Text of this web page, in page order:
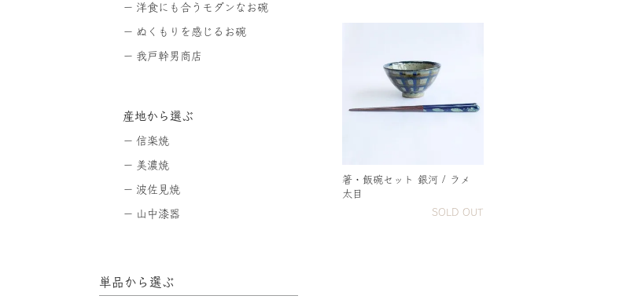
箸・飯碗セット 銀河 / ラメ
太目
SOLD OUT
洋食にも合うモダンなお碗
ぬくもりを感じるお碗
我戸幹男商店
産地から選ぶ
信楽焼
美濃焼
波佐見焼
山中漆器
単品から選ぶ